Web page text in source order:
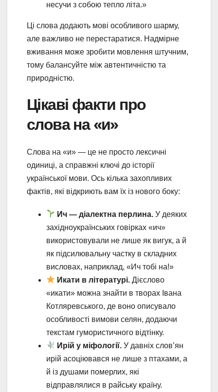
несучи з собою тепло літа.»
Ці слова додають мові особливого шарму,
але важливо не перестаратися. Надмірне
вживання може зробити мовлення штучним,
тому балансуйте між автентичністю та
природністю.
Цікаві факти про
слова на «и»
Слова на «и» — це не просто лексичні
одиниці, а справжні ключі до історії
української мови. Ось кілька захопливих
фактів, які відкриють вам їх із нового боку:
Ич — діалектна перлина. У деяких
західноукраїнських говірках «ич»
використовували не лише як вигук, а й
як підсилювальну частку в складних
висловах, наприклад, «Ич тобі на!»
Икати в літературі. Дієслово
«икати» можна знайти в творах Івана
Котляревського, де воно описувало
особливості вимови селян, додаючи
текстам гумористичного відтінку.
Ирій у міфології. У давніх слов’ян
ирій асоціювався не лише з птахами, а
й із душами померлих, які
відправлялися в райську країну.